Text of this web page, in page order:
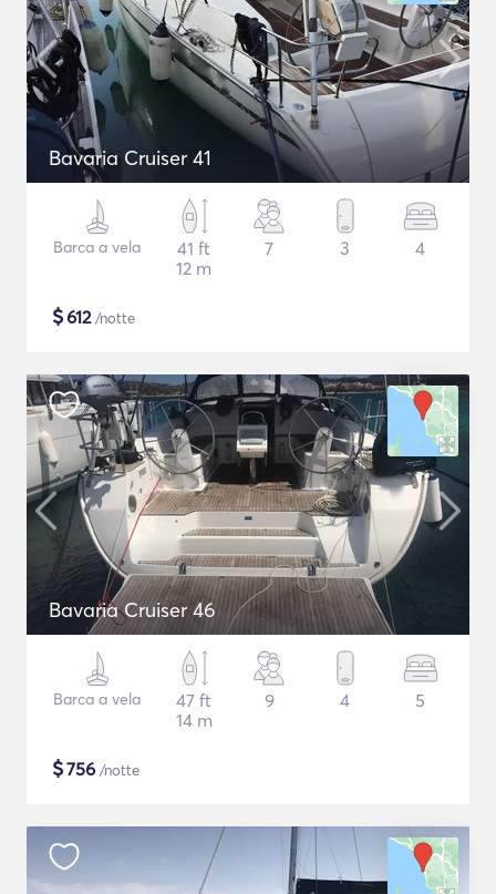
Bavaria Cruiser 41
Barca a vela
41 ft
12 m
7 3 4
$612/notte
Bavaria Cruiser 46
Barca a vela
47 ft
14 m
9 4 5
$756 /notte